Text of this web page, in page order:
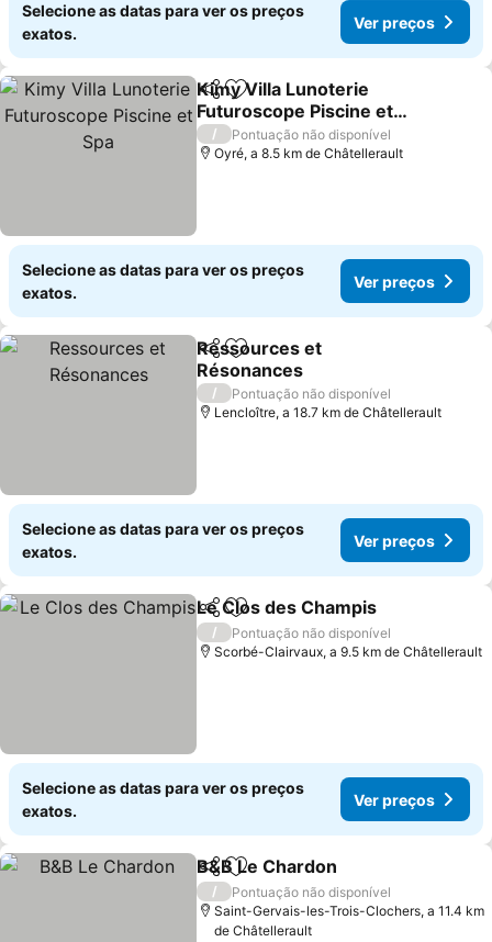
Selecione as datas para ver os preços
exatos.
Ver preços
PartilharAdicionar aos favoritos
Kimy Villa Lunoterie
Futuroscope Piscine et
Spa
/
Pontuação não disponível
Oyré, a 8.5 km de Châtellerault
Selecione as datas para ver os preços
exatos.
Ver preços
PartilharAdicionar aos favoritos
Ressources et
Résonances
/
Pontuação não disponível
Lencloître, a 18.7 km de Châtellerault
Selecione as datas para ver os preços
exatos.
Ver preços
PartilharAdicionar aos favoritos
Le Clos des Champis
/
Pontuação não disponível
Scorbé-Clairvaux, a 9.5 km de Châtellerault
Selecione as datas para ver os preços
exatos.
Ver preços
PartilharAdicionar aos favoritos
B&B Le Chardon
/
Pontuação não disponível
Saint-Gervais-les-Trois-Clochers, a 11.4 km
de Châtellerault